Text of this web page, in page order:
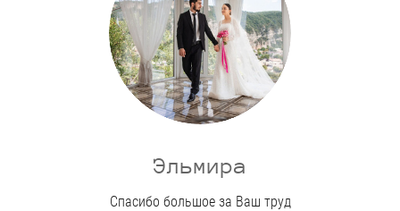
Эльмира
Спасибо большое за Ваш труд